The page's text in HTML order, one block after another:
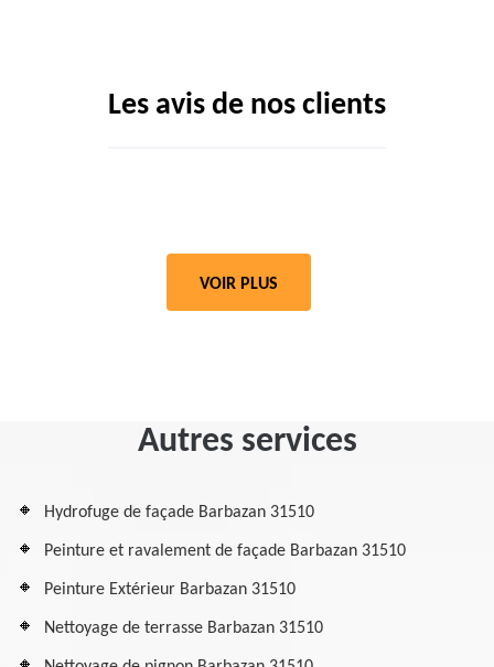
Les avis de nos clients
VOIR PLUS
Autres services
Hydrofuge de façade Barbazan 31510
Peinture et ravalement de façade Barbazan 31510
Peinture Extérieur Barbazan 31510
Nettoyage de terrasse Barbazan 31510